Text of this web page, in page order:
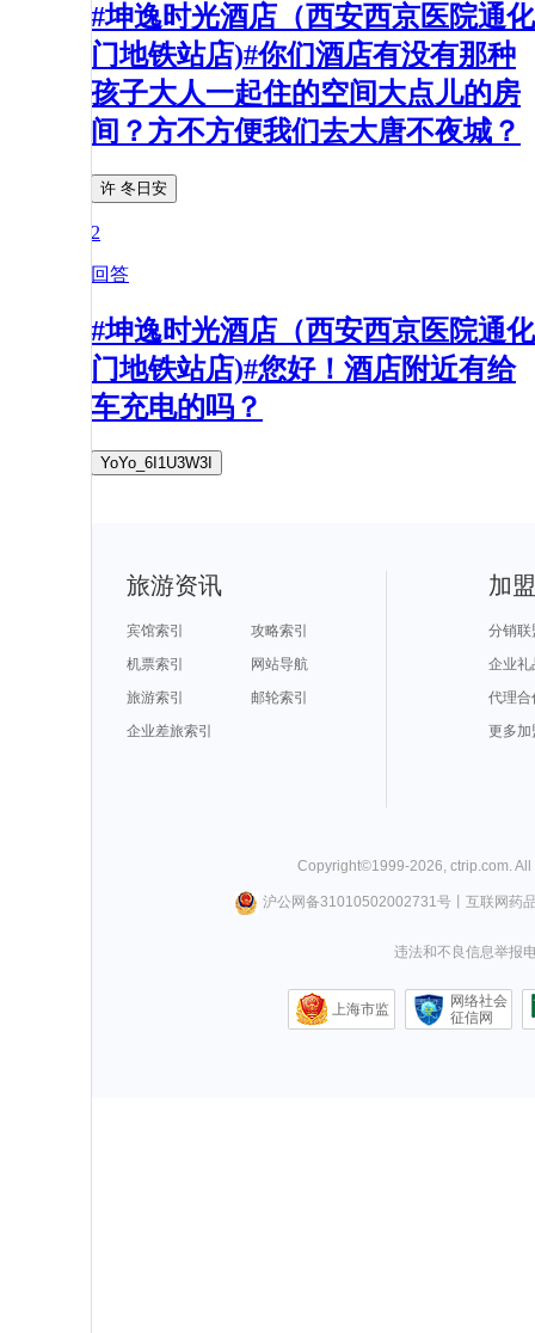
#坤逸时光酒店（西安西京医院通化
门地铁站店)#你们酒店有没有那种
孩子大人一起住的空间大点儿的房
间？方不方便我们去大唐不夜城？
许 冬日安
2
回答
#坤逸时光酒店（西安西京医院通化
门地铁站店)#您好！酒店附近有给
车充电的吗？
YoYo_6I1U3W3I
旅游资讯
宾馆索引
攻略索引
机票索引
网站导航
旅游索引
邮轮索引
企业差旅索引
加
分销联
企业礼
代理合
更多加
Copyright©1999-2026, ctrip.com.
沪公网备31010502002731号丨 互联网药
违法和不良信息举报
上海市监
网络社会
征信网